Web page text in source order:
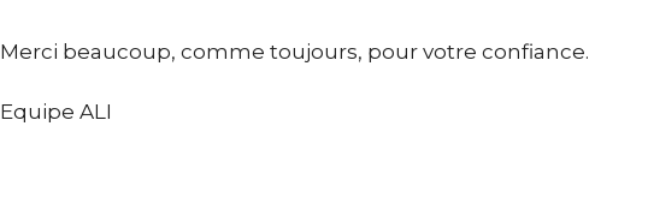
Merci beaucoup, comme toujours, pour votre confiance.
Equipe ALI